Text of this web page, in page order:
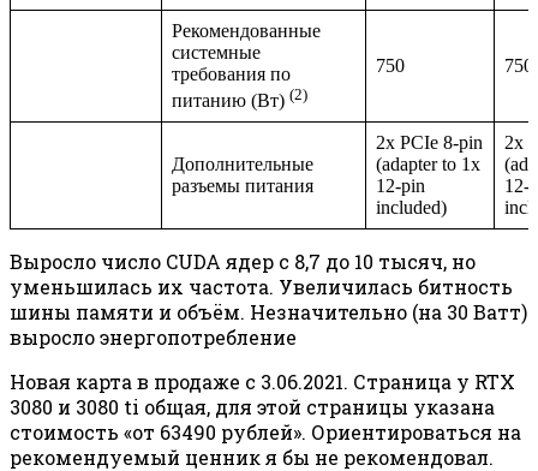
Рекомендованные
системные
требования по
питанию (Вт) (2)
750 750
Дополнительные
разъемы питания
2x PCIe 8-pin
(adapter to 1x
12-pin
included)
2x
12-
Выросло число CUDA ядер с 8,7 до 10 тысяч, но
уменьшилась их частота. Увеличилась битность
шины памяти и объём. Незначительно (на 30 Ватт)
выросло энергопотребление
Новая карта в продаже с 3.06.2021. Страница у RTX
3080 и 3080 ti общая, для этой страницы указана
стоимость «от 63490 рублей». Ориентироваться на
рекомендуемый ценник я бы не рекомендовал.